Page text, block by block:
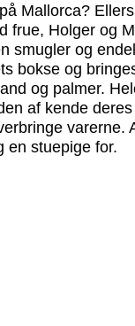
Mallorca?
frue, Holger og
smugler og
bokse og
og palmer.
af kende
varerne.
en stuepige for.